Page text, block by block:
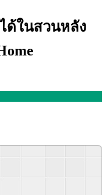
ด้ในสวนหลัง